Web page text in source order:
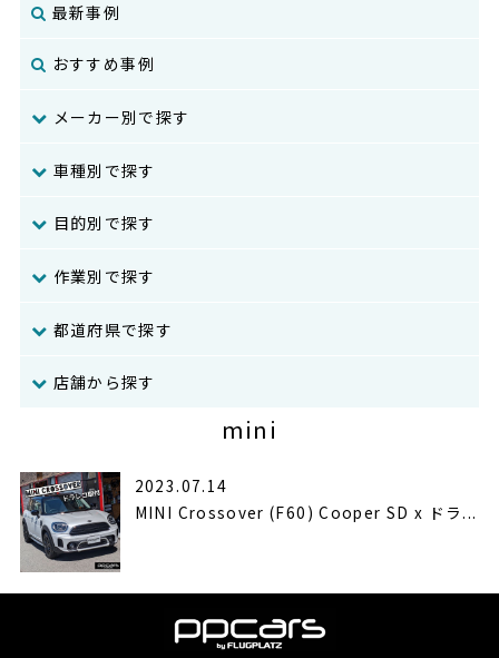
最新事例
おすすめ事例
メーカー別で探す
車種別で探す
目的別で探す
作業別で探す
都道府県で探す
店舗から探す
mini
2023.07.14
MINI Crossover (F60) Cooper SD x ドラ...